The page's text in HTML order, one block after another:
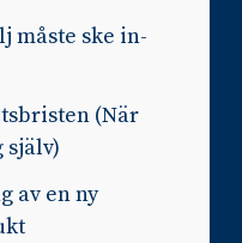
måste ske in-
(När
av en ny